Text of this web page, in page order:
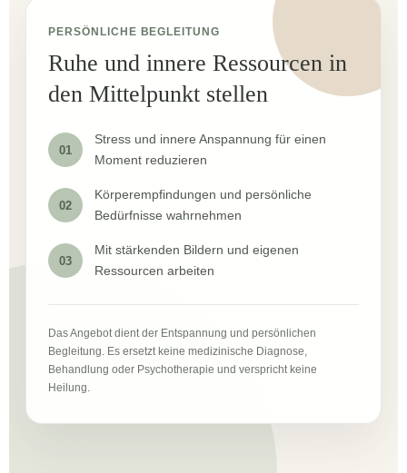
PERSÖNLICHE BEGLEITUNG
Ruhe und innere Ressourcen in
den Mittelpunkt stellen
01
Stress und innere Anspannung für einen
Moment reduzieren
02
Körperempfindungen und persönliche
Bedürfnisse wahrnehmen
03
Mit stärkenden Bildern und eigenen
Ressourcen arbeiten
Das Angebot dient der Entspannung und persönlichen
Begleitung. Es ersetzt keine medizinische Diagnose,
Behandlung oder Psychotherapie und verspricht keine
Heilung.